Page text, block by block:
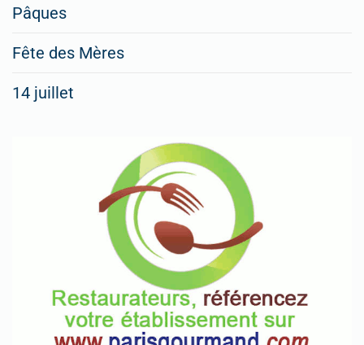
Pâques
Fête des Mères
14 juillet